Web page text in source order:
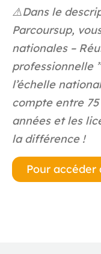
⚠️Dans le
Parcoursup,
nationales –
professionnelle
l’échelle
compte entre
années et les
la différence !
Pour accéder